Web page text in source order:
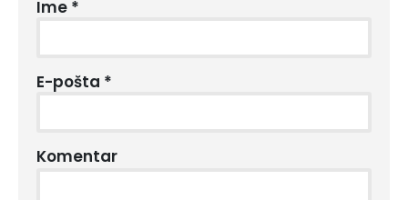
Ime *
E-pošta *
Komentar